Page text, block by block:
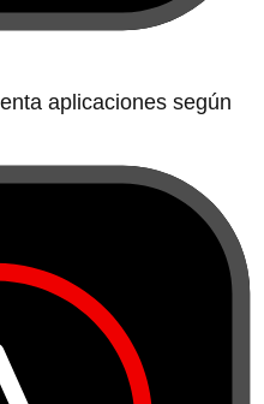
aplicaciones según